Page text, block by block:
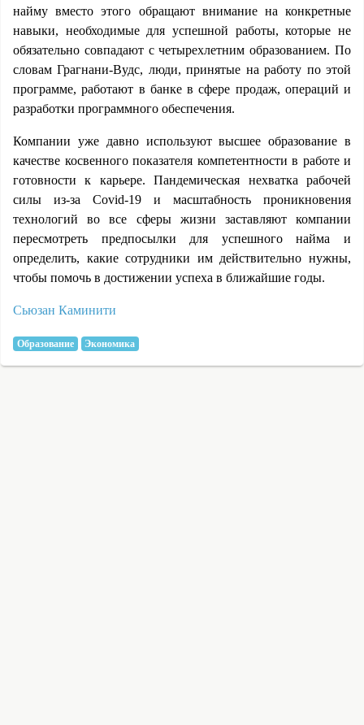
найму вместо этого обращают внимание на конкретные
навыки, необходимые для успешной работы, которые не
обязательно совпадают с четырехлетним образованием. По
словам Грагнани-Вудс, люди, принятые на работу по этой
программе, работают в банке в сфере продаж, операций и
разработки программного обеспечения.
Компании уже давно используют высшее образование в
качестве косвенного показателя компетентности в работе и
готовности к карьере. Пандемическая нехватка рабочей
силы из-за Covid-19 и масштабность проникновения
технологий во все сферы жизни заставляют компании
пересмотреть предпосылки для успешного найма и
определить, какие сотрудники им действительно нужны,
чтобы помочь в достижении успеха в ближайшие годы.
Сьюзан Каминити
Образование Экономика